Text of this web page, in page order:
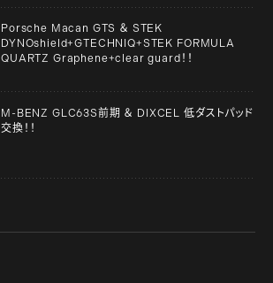
Porsche Macan GTS ＆ STEK
DYNOshield+GTECHNIQ+STEK FORMULA
QUARTZ Graphene+clear guard！！
M-BENZ GLC63S前期 ＆ DIXCEL 低ダストパッド
交換！！